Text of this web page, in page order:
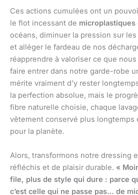
Ces actions cumulées ont un
le flot incessant de microplastiques
océans, diminuer la pression sur
et alléger le fardeau de nos
réapprendre à valoriser ce que
faire entrer dans notre garde-robe
mérite vraiment d’y rester
la perfection absolue, mais le
fibre naturelle choisie, chaque
vêtement conservé plus longtemps
pour la planète.
Alors, transformons notre dressing
réfléchis et de plaisir durable. «
file, plus de style qui dure : parce
c’est celle qui ne passe pas… de